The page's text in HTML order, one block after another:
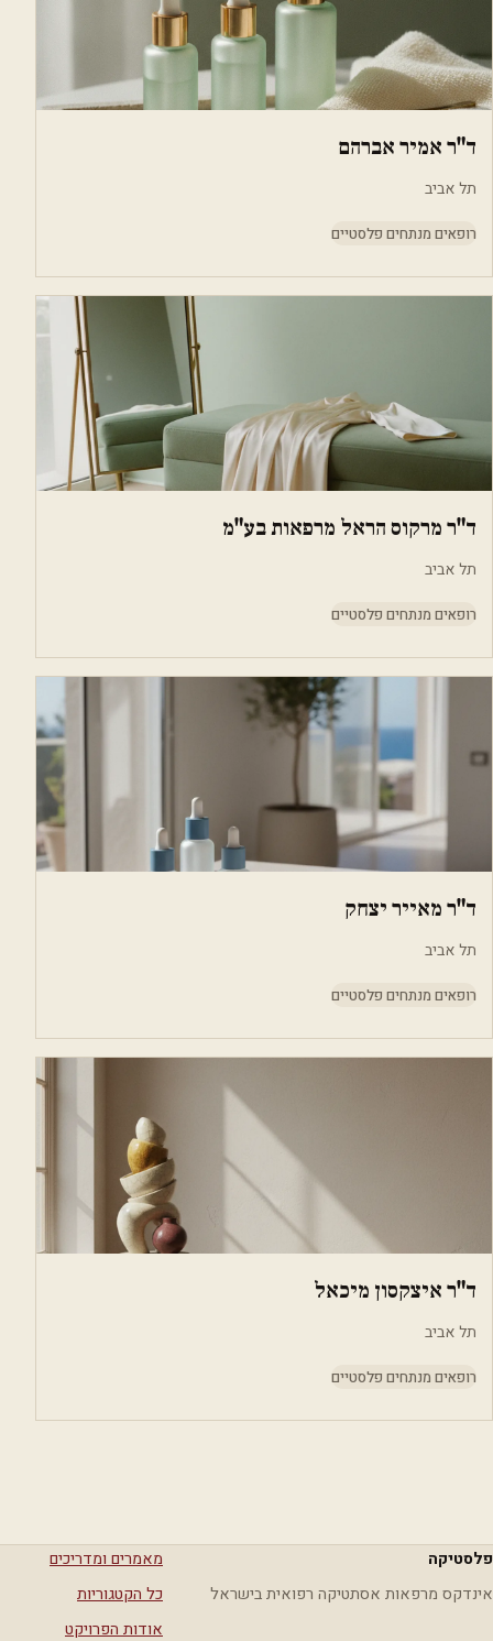
ד"ר אמיר אברהם
תל אביב
רופאים מנתחים פלסטיים
ד"ר מרקוס הראל מרפאות בע"מ
תל אביב
רופאים מנתחים פלסטיים
ד"ר מאייר יצחק
תל אביב
רופאים מנתחים פלסטיים
ד"ר איצקסון מיכאל
תל אביב
רופאים מנתחים פלסטיים
פלסטיקה
אינדקס מרפאות אסתטיקה רפואית בישראל
מאמרים ומדריכים
כל הקטגוריות
אודות הפרויקט